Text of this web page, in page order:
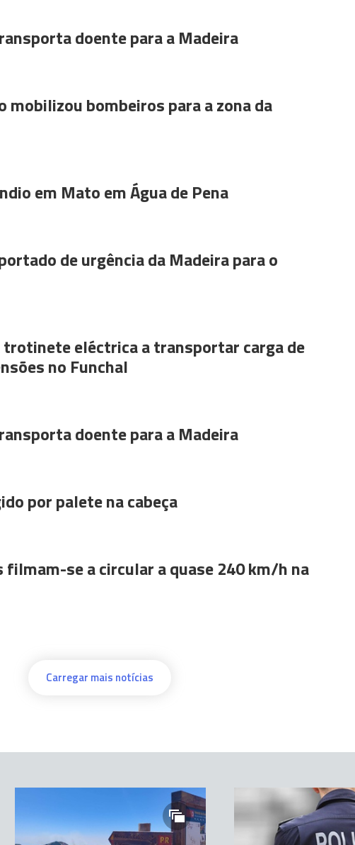
doente para a Madeira
mobilizou bombeiros para a zona da
em Mato em Água de Pena
de urgência da Madeira para o
eléctrica a transportar carga de
no Funchal
doente para a Madeira
por palete na cabeça
se a circular a quase 240 km/h na
Carregar mais notícias